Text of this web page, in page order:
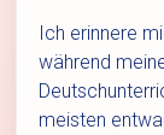
Ich erinnere
während
meisten